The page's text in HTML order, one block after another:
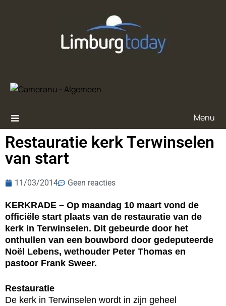
Menu
Restauratie kerk Terwinselen
van start
11/03/2014 Geen reacties
KERKRADE – Op maandag 10 maart vond de
officiële start plaats van de restauratie van de
kerk in Terwinselen. Dit gebeurde door het
onthullen van een bouwbord door gedeputeerde
Noël Lebens, wethouder Peter Thomas en
pastoor Frank Sweer.
Restauratie
De kerk in Terwinselen wordt in zijn geheel